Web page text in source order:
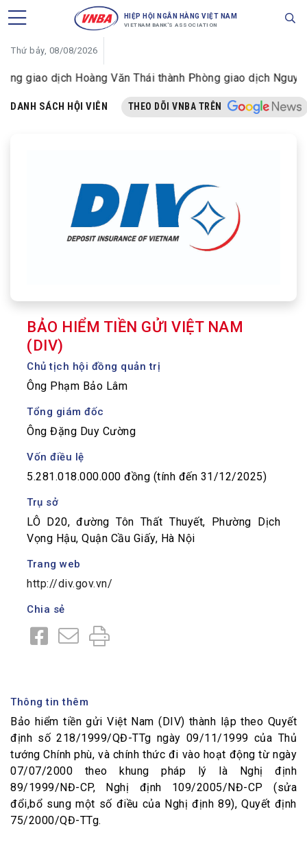
HIỆP HỘI NGÂN HÀNG VIỆT NAM
VIETNAM BANK'S ASSOCIATION
Thứ bảy, 08/08/2026
giao dịch Hoàng Văn Thái thành Phòng giao dịch Nguyễn
DANH SÁCH HỘI VIÊN THEO DÕI VNBA TRÊN
BẢO HIỂM TIỀN GỬI VIỆT NAM
(DIV)
Chủ tịch hội đồng quản trị
Ông Phạm Bảo Lâm
Tổng giám đốc
Ông Đặng Duy Cường
Vốn điều lệ
5.281.018.000.000 đồng (tính đến 31/12/2025)
Trụ sở
LÔ D20, đường Tôn Thất Thuyết, Phường Dịch
Vọng Hậu, Quận Cầu Giấy, Hà Nội
Trang web
http://div.gov.vn/
Chia sẻ
Thông tin thêm
Bảo hiểm tiền gửi Việt Nam (DIV) thành lập theo Quyết
định số 218/1999/QĐ-TTg ngày 09/11/1999 của Thủ
tướng Chính phù, và chính thức đi vào hoạt động từ ngày
07/07/2000 theo khung pháp lý là Nghị định
89/1999/NĐ-CP, Nghị định 109/2005/NĐ-CP (sửa
đổi,bổ sung một số điều của Nghị định 89), Quyết định
75/2000/QĐ-TTg.